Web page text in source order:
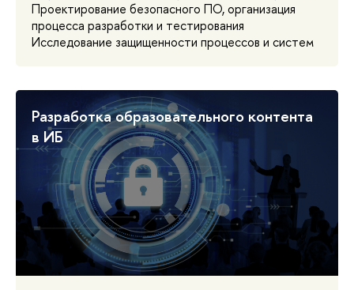
Проектирование безопасного ПО, организация
процесса разработки и тестирования
Исследование защищенности процессов и систем
Разработка образовательного контента
в ИБ